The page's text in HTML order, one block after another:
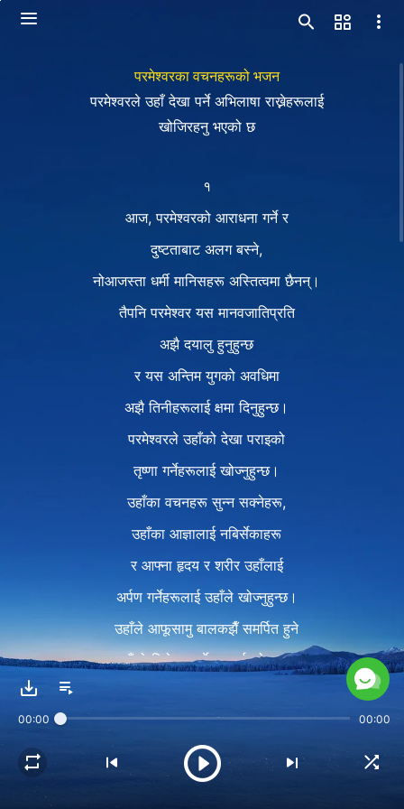
परमेश्‍वरका वचनहरूको भजन
परमेश्‍वरले उहाँ देखा पर्ने अभिलाषा राख्नेहरूलाई
खोजिरहनु भएको छ
१
आज, परमेश्‍वरको आराधना गर्ने र
दुष्टताबाट अलग बस्ने,
नोआजस्ता धर्मी मानिसहरू अस्तित्वमा छैनन्।
तैपनि परमेश्‍वर यस मानवजातिप्रति
अझै दयालु हुनुहुन्छ
र यस अन्तिम युगको अवधिमा
अझै तिनीहरूलाई क्षमा दिनुहुन्छ।
परमेश्‍वरले उहाँको देखा पराइको
तृष्णा गर्नेहरूलाई खोज्नुहुन्छ।
उहाँका वचनहरू सुन्‍न सक्‍नेहरू,
उहाँका आज्ञालाई नबिर्सेकाहरू
र आफ्ना हृदय र शरीर उहाँलाई
अर्पण गर्नेहरूलाई उहाँले खोज्नुहुन्छ।
उहाँले आफूसामु बालकझैँ समर्पित हुने
र उहाँको विरोध नगर्नेहरूलाई खोज्नुहुन्छ।
कुनै शक्ति वा दबाबद्वारा रोकिएनस् भने,
परमेश्‍वरले तँलाई कृपाका साथ हेर्नुहुनेछ,
र तँमाथि आशिष् खन्याउनुहुनेछ।
00:00 00:00